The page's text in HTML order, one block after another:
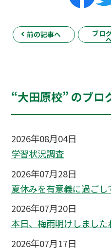
前の記事へ ブロ
“大田原校” のブロ
2026年08月04日
学習状況調査
2026年07月28日
夏休みを有意義に過ごし
2026年07月20日
本日、梅雨明けしました
2026年07月17日